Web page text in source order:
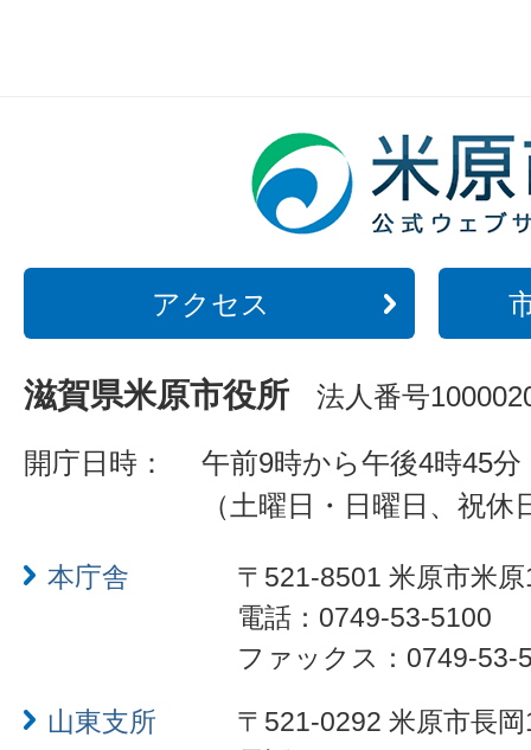
アクセス
滋賀県米原市役所 法人番号
開庁日時：
午前9時から午後4時45分
（土曜日・日曜日、祝
本庁舎
〒521-8501 米原市米
電話：0749-53-5100
ファックス：0749-53-
山東支所
〒521-0292 米原市長